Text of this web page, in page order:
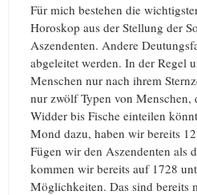
Für mich bestehen die
Horoskop aus der Stellung der
Aszendenten. Andere
abgeleitet werden. In der Regel
Menschen nur nach ihrem
nur zwölf Typen von
Widder bis Fische einteilen
Mond dazu, haben wir bereits
Fügen wir den Aszendenten als
kommen wir bereits auf 1728
Möglichkeiten. Das sind bereits